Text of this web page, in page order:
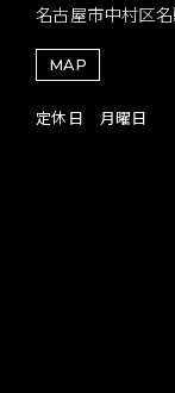
名古屋市中村区
MAP
定休日 月曜日